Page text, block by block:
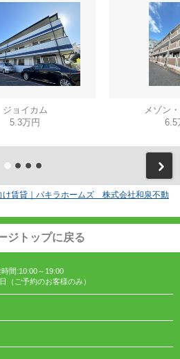
ジョイカム
5.3万円
メゾン
6.5
け賃貸｜パキラホームズ 株式会社和泉不動
ジトップに戻る
間:10:00～19:00
（ご予約のお客様のみ）